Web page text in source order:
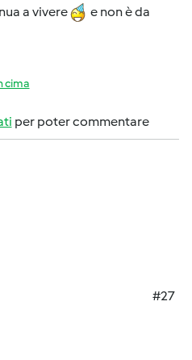
a vivere
e non è da
cima
per poter commentare
#27